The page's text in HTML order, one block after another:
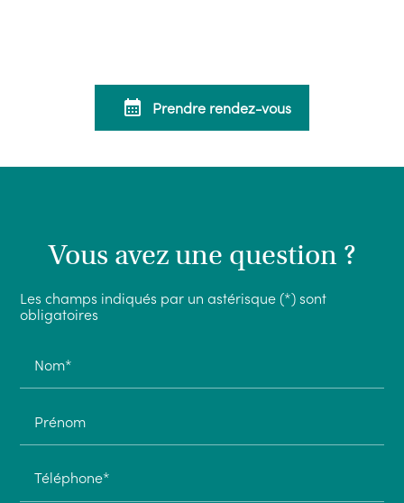
calendar_month Prendre rendez-vous
Vous avez une question ?
Les champs indiqués par un astérisque (*) sont
obligatoires
Nom*
Prénom
Téléphone*